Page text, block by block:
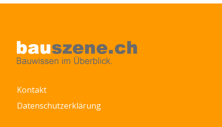
Kontakt
Datenschutzerklärung